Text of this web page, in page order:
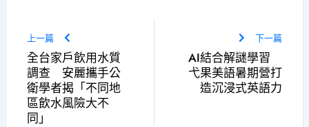
上一篇
全台家戶飲用水質
調查 安麗攜手公
衛學者揭「不同地
區飲水風險大不
同」
下一篇
AI結合解謎學習
弋果美語暑期營打
造沉浸式英語力